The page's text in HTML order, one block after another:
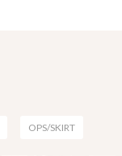
OPS/SKIRT